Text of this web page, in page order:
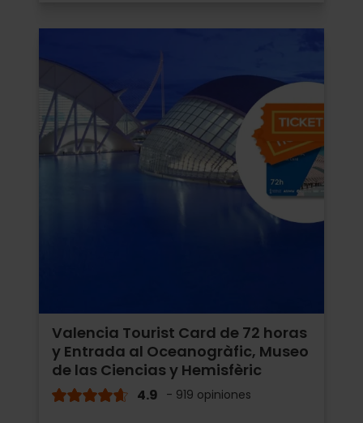
Valencia Tourist Card de 72 horas
y Entrada al Oceanogràfic, Museo
de las Ciencias y Hemisfèric
4.9 - 919 opiniones